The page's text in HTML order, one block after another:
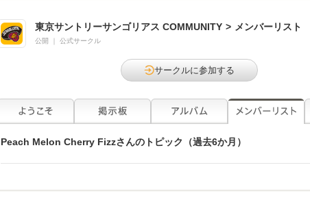
東京サントリーサンゴリアス COMMUNITY > メンバーリスト
公開 公式サークル
サークルに参加する
Peach Melon Cherry Fizzさんのトピック（過去6か月）